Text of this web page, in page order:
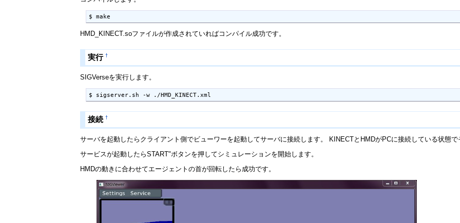
$ make
HMD_KINECT.soファイルが作成されていればコンパイル成功です。
実行 †
SIGVerseを実行します。
$ sigserver.sh -w ./HMD_KINECT.xml
接続 †
サーバを起動したらクライアント側でビューワーを起動してサーバに接続します。 KINECTとHMDがPCに接続している状態で
サービスが起動したらSTART"ボタンを押してシミュレーションを開始します。
HMDの動きに合わせてエージェントの首が回転したら成功です。